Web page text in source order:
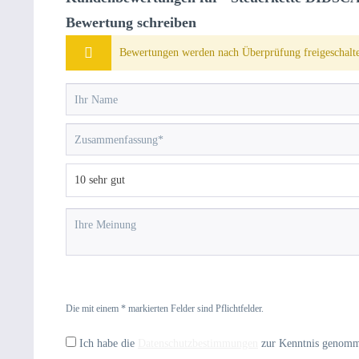
Bewertung schreiben
Bewertungen werden nach Überprüfung
Die mit einem * markierten Felder sind Pflichtfelder.
Ich habe die zur Kenntnis